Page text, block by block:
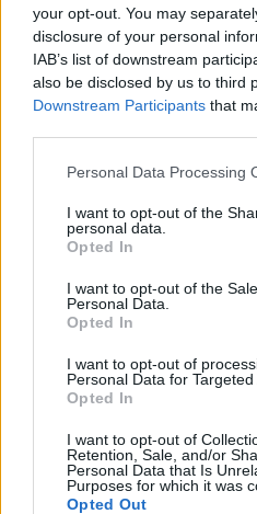
your opt-out. You may
disclosure of your personal
IAB’s list of downstream
also be disclosed by us to third
Downstream Participants that
Personal Data Processing
I want to opt-out of the
personal data.
Opted In
I want to opt-out of the
Personal Data.
Opted In
I want to opt-out of
Personal Data for Targeted
Opted In
I want to opt-out of
Retention, Sale, and/or
Personal Data that Is
Purposes for which it was
Opted Out
TP Greece: Πώς
Advertorial
Περισσότερα από το
Η ERGO